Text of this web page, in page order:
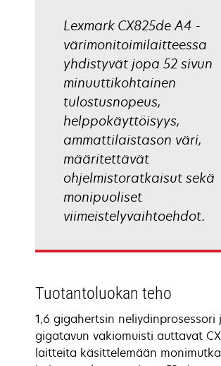
Lexmark CX825de A4 -
värimonitoimilaitteessa
yhdistyvät jopa 52 sivun
minuuttikohtainen
tulostusnopeus,
helppokäyttöisyys,
ammattilaistason väri,
määritettävät
ohjelmistoratkaisut sekä
monipuoliset
viimeistelyvaihtoehdot.
Tuotantoluokan teho
1,6 gigahertsin neliydinprosessori
gigatavun vakiomuisti auttavat
laitteita käsittelemään